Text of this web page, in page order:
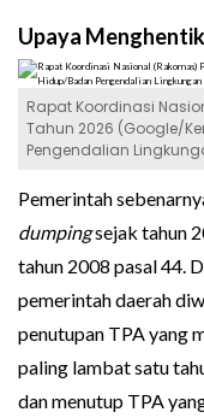
Upaya
Rapat Koordinasi
Tahun 2026 (Google/
Pengendalian
Pemerintah
dumpingsejak tahun
tahun 2008 pasal 44.
pemerintah daerah
penutupan TPA yang
paling lambat satu
dan menutup TPA